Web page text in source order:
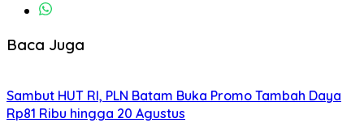
Baca Juga
Sambut HUT RI, PLN Batam Buka Promo Tambah Daya
Rp81 Ribu hingga 20 Agustus